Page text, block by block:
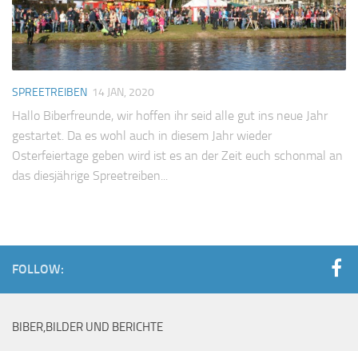
SPREETREIBEN 14 JAN, 2020
Hallo Biberfreunde, wir hoffen ihr seid alle gut ins neue Jahr
gestartet. Da es wohl auch in diesem Jahr wieder
Osterfeiertage geben wird ist es an der Zeit euch schonmal an
das diesjährige Spreetreiben...
FOLLOW:
BIBER,BILDER UND BERICHTE